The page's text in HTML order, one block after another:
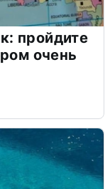
пройдите
очень